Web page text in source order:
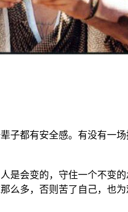
子都有安全感。有没有一
是会变的，守住一个不变
么多，否则苦了自己，也为